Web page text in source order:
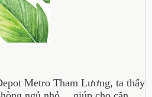
Metro Tham Lương, ta thấy